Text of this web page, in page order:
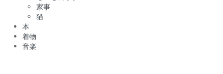
家事
猫
本
着物
音楽